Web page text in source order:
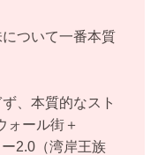
ついて一番本質
、本質的なスト
ォール街＋
2.0（湾岸王族